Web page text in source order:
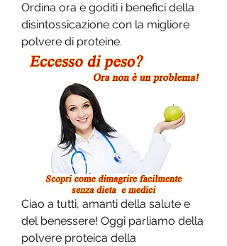
Ordina ora e goditi i benefici della
disintossicazione con la migliore
polvere di proteine.
Ciao a tutti, amanti della salute e
del benessere! Oggi parliamo della
polvere proteica della